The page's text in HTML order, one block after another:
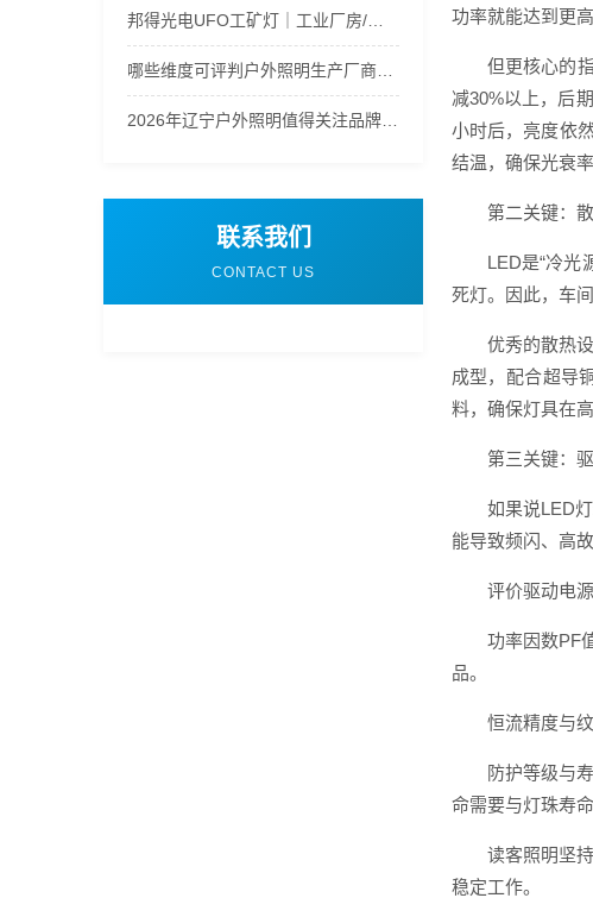
联系我们
CONTACT US
功率就能达到更
但更核心的
减30%以上，后
小时后，亮度依
结温，确保光衰
第二关键：
LED是“冷光
死灯。因此，车
优秀的散热
成型，配合超导
料，确保灯具在
第三关键：
如果说LED
能导致频闪、高故
评价驱动电
功率因数PF
品。
恒流精度与
防护等级与
命需要与灯珠寿
读客照明坚
稳定工作。